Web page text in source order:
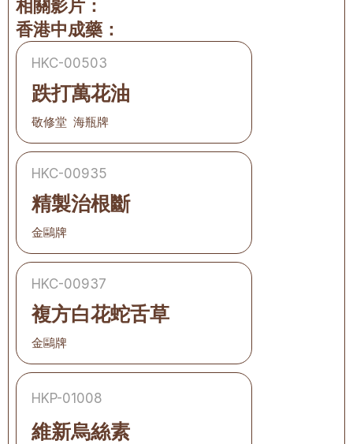
相關影片：
香港中成藥：
HKC-00503
跌打萬花油
敬修堂  海瓶牌
HKC-00935
精製治根斷
金鷗牌
HKC-00937
複方白花蛇舌草
金鷗牌
HKP-01008
維新烏絲素